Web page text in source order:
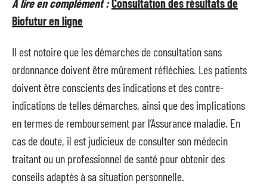
Biofutur en ligne
Il est notoire que les démarches de consultation sans
ordonnance doivent être mûrement réfléchies. Les patients
doivent être conscients des indications et des contre-
indications de telles démarches, ainsi que des implications
en termes de remboursement par l’Assurance maladie. En
cas de doute, il est judicieux de consulter son médecin
traitant ou un professionnel de santé pour obtenir des
conseils adaptés à sa situation personnelle.